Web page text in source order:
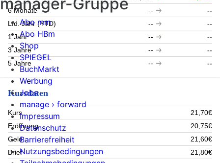
6 Monate
--
--
Lfd. Jahr (YTD)
--
--
1 Jahr
--
--
3 Jahre
--
--
5 Jahre
-- --
Kursdaten
Kurs
21,70€
Eröffnung
20,75€
Geld
21,60€
Brief
21,80€
Abo mm
Abo HBm
Shop
SPIEGEL
BuchMarkt
Werbung
Jobs
manage › forward
Impressum
Datenschutz
Barrierefreiheit
Nutzungsbedingungen